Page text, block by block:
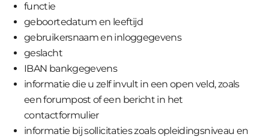
functie
geboortedatum en leeftijd
gebruikersnaam en inloggegevens
geslacht
IBAN bankgegevens
informatie die u zelf invult in een open veld, zoals
een forumpost of een bericht in het
contactformulier
informatie bij sollicitaties zoals opleidingsniveau en